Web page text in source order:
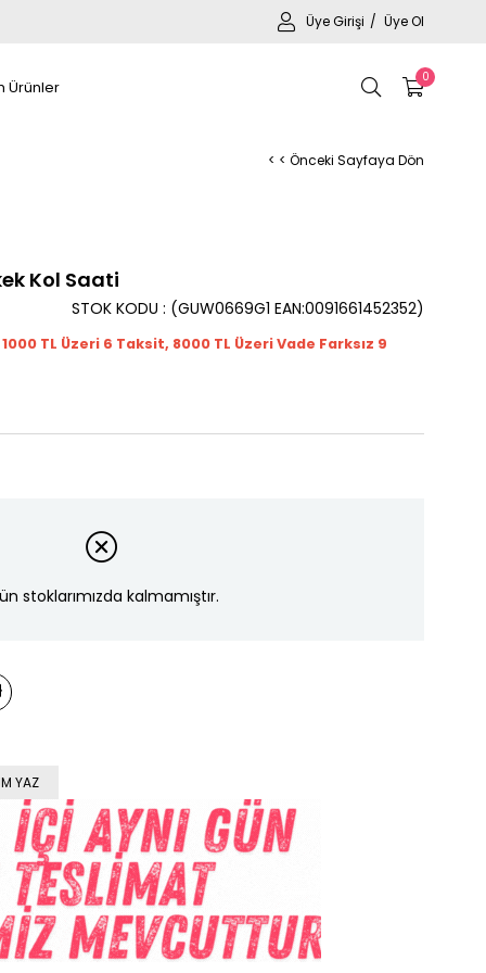
Üye Girişi Üye Ol
0
Ürünler
< < Önceki Sayfaya Dön
Kol Saati
(GUW0669G1 EAN:0091661452352)
STOK KODU
TL Üzeri 6 Taksit, 8000 TL Üzeri Vade Farksız 9
stoklarımızda kalmamıştır.
YAZ